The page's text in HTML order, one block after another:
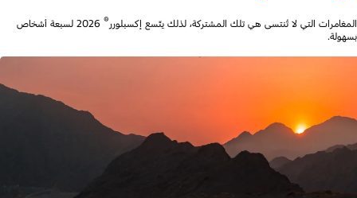
المغامرات التي لا تُنتسى هي تلك المشتركة، لذلك يتّسع إكسبلورر®
2026 لسبعة أشخاص
بسهولة.